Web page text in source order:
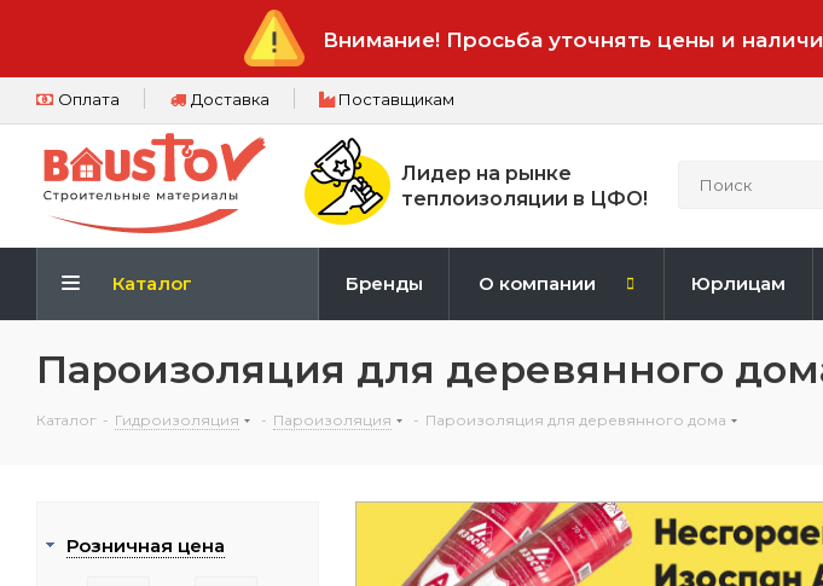
Внимание! Просьба уточнять цены и
Оплата Доставка Поставщикам
Лидер на рынке
теплоизоляции в ЦФО!
Каталог Бренды О компании Юрлицам
Пароизоляция для деревянного
Каталог - Гидроизоляция - Пароизоляция - Пароизоляция для деревянного дома
Розничная цена